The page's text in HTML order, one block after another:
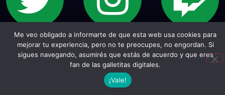
Sitio web creado con Wordpress. Todos los
empepiderechos reservados.
Me veo obligado a informarte de que esta web usa cookies para
mejorar tu experiencia, pero no te preocupes, no engordan. Si
sigues navegando, asumirés que estás de acuerdo y que eres
fan de las galletitas digitales.
¡Vale!